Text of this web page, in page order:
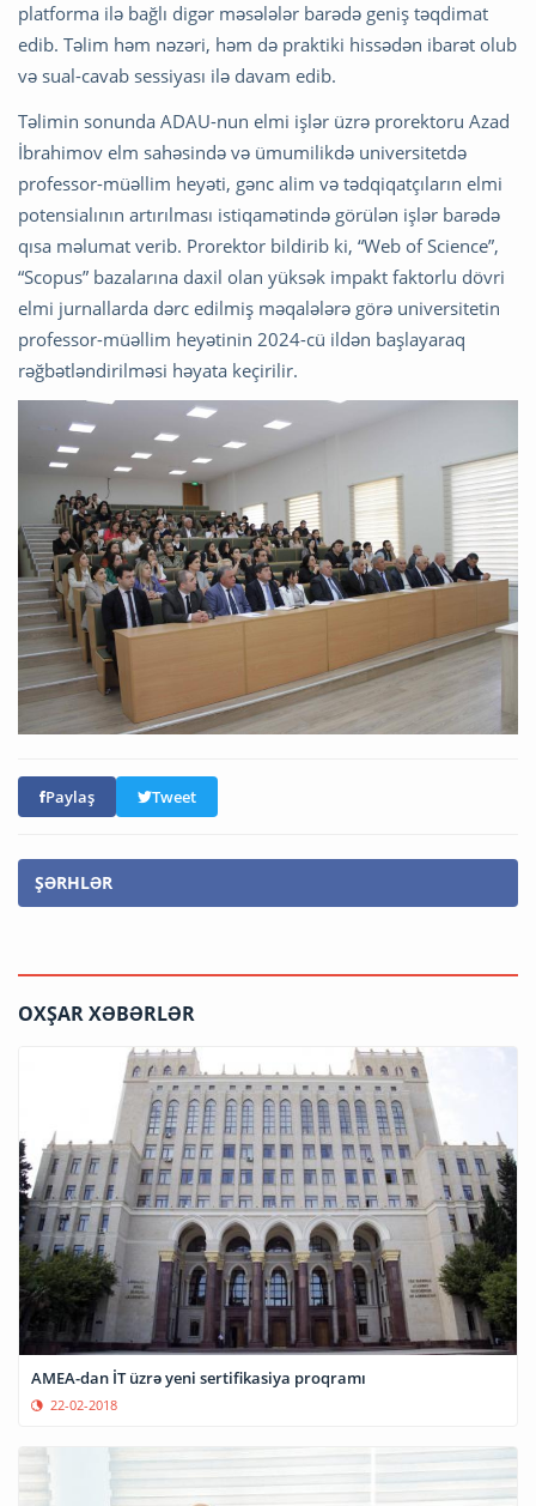
platforma ilə bağlı digər məsələlər barədə geniş təqdimat
edib. Təlim həm nəzəri, həm də praktiki hissədən ibarət olub
və sual-cavab sessiyası ilə davam edib.
Təlimin sonunda ADAU-nun elmi işlər üzrə prorektoru Azad
İbrahimov elm sahəsində və ümumilikdə universitetdə
professor-müəllim heyəti, gənc alim və tədqiqatçıların elmi
potensialının artırılması istiqamətində görülən işlər barədə
qısa məlumat verib. Prorektor bildirib ki, “Web of Science”,
“Scopus” bazalarına daxil olan yüksək impakt faktorlu dövri
elmi jurnallarda dərc edilmiş məqalələrə görə universitetin
professor-müəllim heyətinin 2024-cü ildən başlayaraq
rəğbətləndirilməsi həyata keçirilir.
Paylaş Tweet
ŞƏRHLƏR
OXŞAR XƏBƏRLƏR
AMEA-dan İT üzrə yeni sertifikasiya proqramı
22-02-2018